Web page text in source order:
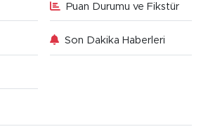
Puan Durumu ve Fikstür
Son Dakika Haberleri